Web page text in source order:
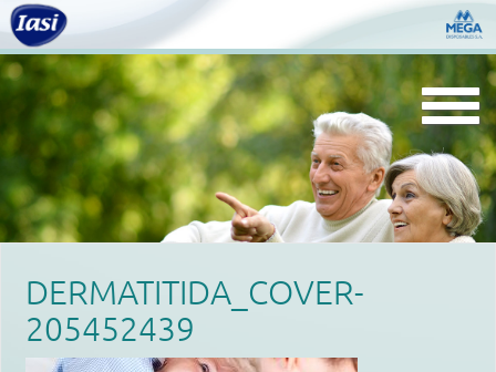
DERMATITIDA_COVER-
205452439